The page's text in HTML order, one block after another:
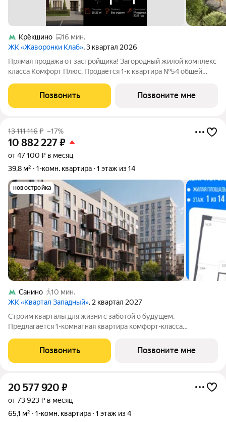
Крёкшино
16 мин.
ЖК «Жаворонки Клаб», 3 квартал 2026
Прямая продажа от застройщика! Загородный жилой комплекс
класса Комфорт Плюс. Продаётся 1-к квартира №54 общей
отделки. Расположение комплекса: Для создания
гармоничного пространства в проекте
Позвонить Позвоните мне
13 111 116₽ –17%
10 882 227₽
от 47 100 ₽ в месяц
39,8 м²
1-комн. квартира 1 этаж из 14
новостройка
Санино
10 мин.
ЖК «Квартал Западный», 2 квартал 2027
Строим кварталы для жизни с заботой о будущем.
Предлагается 1-комнатная квартира комфорт-класса
этаже, в жилом комплексе "Квартал Западный".Застройщик
сдает квартиры с отделкой в нескольких
Позвонить Позвоните мне
20 577 920 ₽
от 73 923 ₽ в месяц
65,1 м²
1-комн. квартира 1 этаж из 4